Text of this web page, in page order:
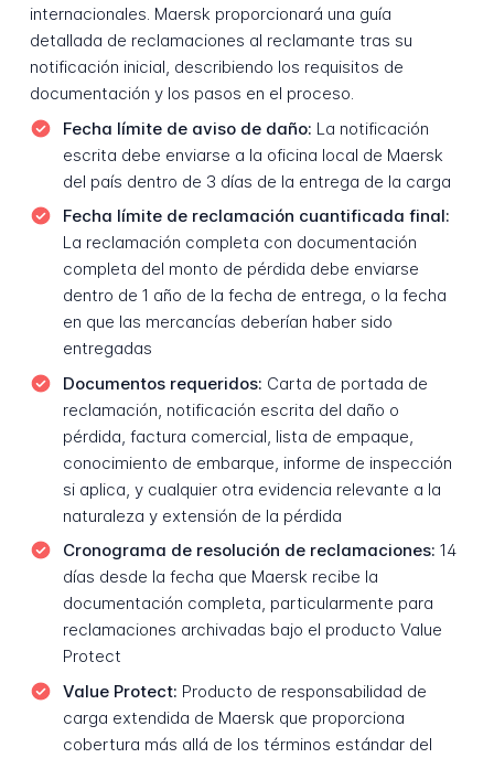
internacionales. Maersk proporcionará una guía
detallada de reclamaciones al reclamante tras su
notificación inicial, describiendo los requisitos de
documentación y los pasos en el proceso.
Fecha límite de aviso de daño: La notificación
escrita debe enviarse a la oficina local de Maersk
del país dentro de 3 días de la entrega de la carga
Fecha límite de reclamación cuantificada final:
La reclamación completa con documentación
completa del monto de pérdida debe enviarse
dentro de 1 año de la fecha de entrega, o la fecha
en que las mercancías deberían haber sido
entregadas
Documentos requeridos: Carta de portada de
reclamación, notificación escrita del daño o
pérdida, factura comercial, lista de empaque,
conocimiento de embarque, informe de inspección
si aplica, y cualquier otra evidencia relevante a la
naturaleza y extensión de la pérdida
Cronograma de resolución de reclamaciones: 14
días desde la fecha que Maersk recibe la
documentación completa, particularmente para
reclamaciones archivadas bajo el producto Value
Protect
Value Protect: Producto de responsabilidad de
carga extendida de Maersk que proporciona
cobertura más allá de los términos estándar del